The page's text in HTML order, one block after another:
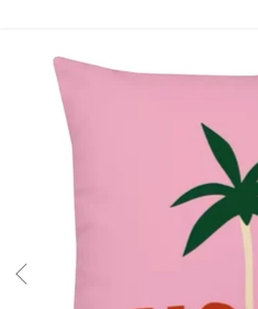
DIREKT ZU DEN